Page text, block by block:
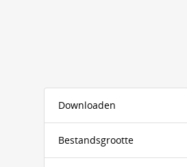
Downloaden
Bestandsgrootte